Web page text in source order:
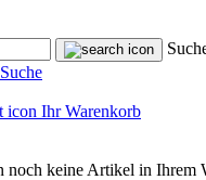
Ihr Warenkorb
noch keine Artikel in Ihrem